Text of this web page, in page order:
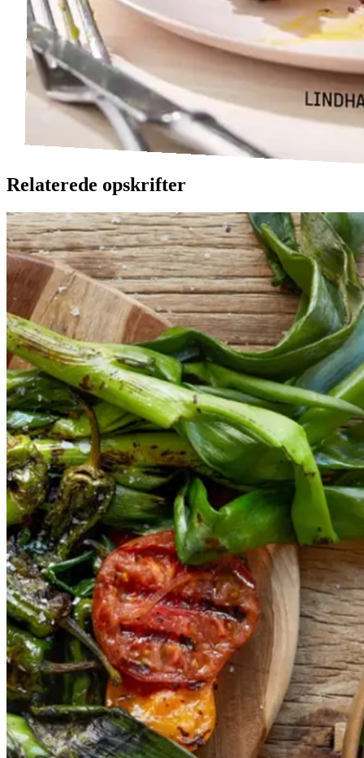
Relaterede opskrifter
CatalanskCatalansk
bønnesalatbønnesala
t medmed
grilledegrillede
grøntsagergrøntsage
r ogog salbitxada-
saucesalbitxada-
sauce
Gem opskrift
Vegansk
Vegetarisk
Vores version af den traditionelle
salat empedrat fra det catalanske
køkken. Spis den med brød som
en let frokost eller i et større
måltid som her. Salbitxada minder
noget om en anden ligeledes
catalansk sauce, romesco. I
Catalonien spises den til såkaldte
calcots, der er små porrelignende
løg. Dem griller man helt sorte, så
fjerner man den yderste skal og